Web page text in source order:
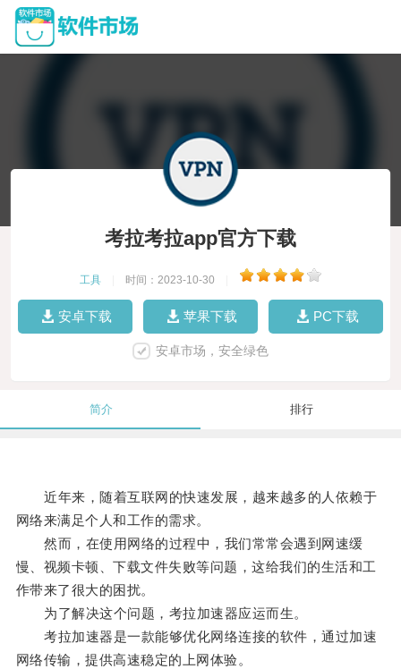
考拉考拉app官方下载
工具 时间：2023-10-30
安卓下载 苹果下载 PC下载
安卓市场，安全绿色
简介 排行
近年来，随着互联网的快速发展，越来越多的人依赖于
网络来满足个人和工作的需求。
然而，在使用网络的过程中，我们常常会遇到网速缓
慢、视频卡顿、下载文件失败等问题，这给我们的生活和工
作带来了很大的困扰。
为了解决这个问题，考拉加速器应运而生。
考拉加速器是一款能够优化网络连接的软件，通过加速
网络传输，提供高速稳定的上网体验。